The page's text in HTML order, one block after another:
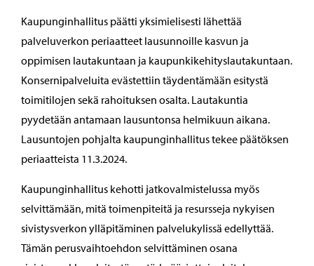
Kaupunginhallitus päätti yksimielisesti lähettää
palveluverkon periaatteet lausunnoille kasvun ja
oppimisen lautakuntaan ja kaupunkikehityslautakuntaan.
Konsernipalveluita evästettiin täydentämään esitystä
toimitilojen sekä rahoituksen osalta. Lautakuntia
pyydetään antamaan lausuntonsa helmikuun aikana.
Lausuntojen pohjalta kaupunginhallitus tekee päätöksen
periaatteista 11.3.2024.
Kaupunginhallitus kehotti jatkovalmistelussa myös
selvittämään, mitä toimenpiteitä ja resursseja nykyisen
sivistysverkon ylläpitäminen palvelukylissä edellyttää.
Tämän perusvaihtoehdon selvittäminen osana